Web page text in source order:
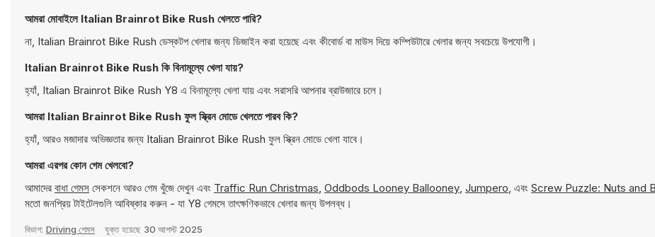
আমরা মোবাইলে Italian Brainrot Bike Rush খেলতে পারি?
না, Italian Brainrot Bike Rush ডেস্কটপ খেলার জন্য ডিজাইন করা হয়েছে এবং কীবোর্ড বা মাউস দিয়ে কম্পিউটারে খেলার জন্য সবচেয়ে উপযোগী।
Italian Brainrot Bike Rush কি বিনামূল্যে খেলা যায়?
হ্যাঁ, Italian Brainrot Bike Rush Y8 এ বিনামূল্যে খেলা যায় এবং সরাসরি আপনার ব্রাউজারে চলে।
আমরা Italian Brainrot Bike Rush ফুল স্ক্রিন মোডে খেলতে পারব কি?
হ্যাঁ, আরও মজাদার অভিজ্ঞতার জন্য Italian Brainrot Bike Rush ফুল স্ক্রিন মোডে খেলা যাবে।
আমরা এরপর কোন গেম খেলবো?
আমাদের বাধা গেমস সেকশনে আরও গেম খুঁজে দেখুন এবং Traffic Run Christmas, Oddbods Looney Ballooney, Jumpero, এবং Screw Puzzle: Nuts and
মতো জনপ্রিয় টাইটেলগুলি আবিষ্কার করুন - যা Y8 গেমসে তাৎক্ষণিকভাবে খেলার জন্য উপলব্ধ।
বিভাগ: Driving গেমস যুক্ত হয়েছে 30 আগস্ট 2025